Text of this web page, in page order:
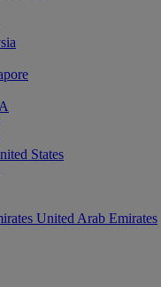
States
United Arab Emirates